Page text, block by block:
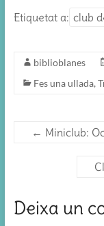
Etiquetat a: club
biblioblanes
Fes una ullada,
← Miniclub:
Deixa un